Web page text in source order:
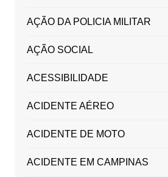
AÇÃO DA POLICIA MILITAR
AÇÃO SOCIAL
ACESSIBILIDADE
ACIDENTE AÉREO
ACIDENTE DE MOTO
ACIDENTE EM CAMPINAS